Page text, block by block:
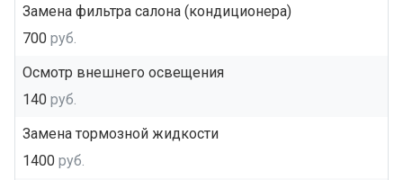
Замена фильтра салона (кондиционера)
700 руб.
Осмотр внешнего освещения
140 руб.
Замена тормозной жидкости
1400 руб.